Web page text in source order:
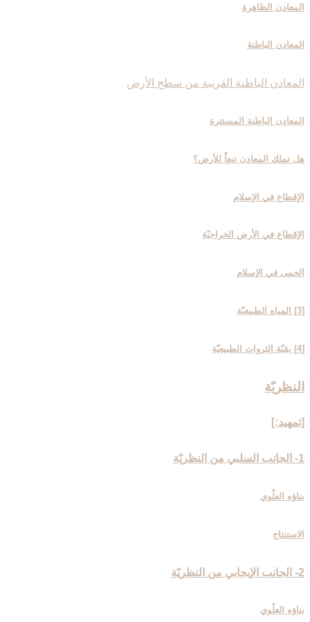
المعادن الظاهرة
المعادن الباطنة
المعادن الباطنة القريبة من سطح الأرض
المعادن الباطنة المستترة
هل تملك المعادن تبعاً للأرض؟
الإقطاع في الإسلام
الإقطاع في الأرض الخراجيّة
الحمى في الإسلام
[3] المياه الطبيعيّة
[4] بقيّة الثروات الطبيعيّة
النظريّة
[تمهيد:]
1- الجانب السلبي من النظريّة
بناؤه العلْوي
الاستنتاج
2- الجانب الإيجابي من النظريّة
بناؤه العلْوي